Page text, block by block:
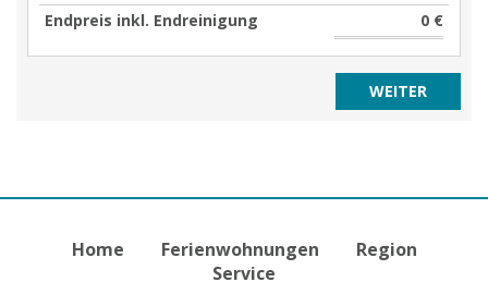
Endpreis inkl. Endreinigung
0 €
Home Ferienwohnungen
Region
Service